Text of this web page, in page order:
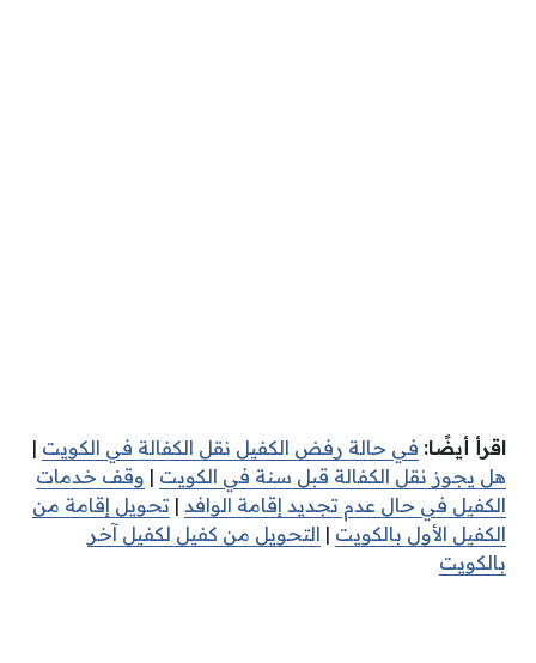
اقرأ أيضًا: في حالة رفض الكفيل نقل الكفالة في الكويت |
هل يجوز نقل الكفالة قبل سنة في الكويت | وقف خدمات
الكفيل في حال عدم تجديد إقامة الوافد | تحويل إقامة من
الكفيل الأول بالكويت | التحويل من كفيل لكفيل آخر
بالكويت